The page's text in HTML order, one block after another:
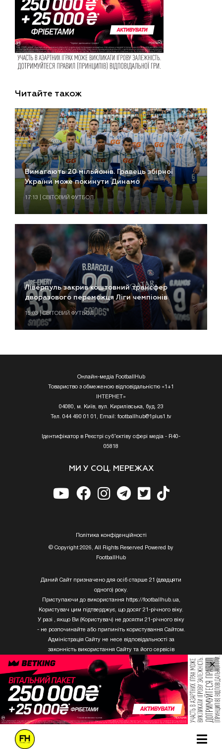
Читайте також
Вимагають 20 мільйонів. Гравець збірної
України може покинути Динамо
17:13 | СВІТОВИЙ ФУТБОЛ
Ліверпуль закрив коштовний трансфер
дворазового переможця Ліги чемпіонів
15:03 | СВІТОВИЙ ФУТБОЛ
Онлайн-медіа FootballHub
Товариство з обмеженою відповідальністю «1+1
ІНТЕРНЕТ»
04080, м. Київ, вул. Кирилівська, буд. 23
Тел. 044 490 01 01, Email: footballhub@1plus1.tv
Ідентифікатор в Реєстрі суб’єктіву сфері медіа - R40-
05818
МИ У СОЦ. МЕРЕЖАХ
Полiтика конфiденцiйностi
© Copyright 2026, All Rights Reserved Powered by
FootballHub
Даний Сайт призначено для осіб старше 21 (двадцяти
одного) року.
Приступаючи до використання https://footballhub.ua,
Користувач цим підтверджує, що досяг 21-річного віку.
У разі , якщо Ви (Користувач) не досягли 21-річного віку
- не розпочинайте або припиніть користування Сайтом.
Адміністрація Сайту не несе відповідальності за
законність використання Сайту та його сервісів
Користувачем, який не досяг 21-річного віку.
Твори Getty Images, що розміщені на сайті, не можуть
бути використані третіми особами без письмового
дозволу ТОВ «ГЛОБАЛ ІМІДЖЕС ЮКРЕЙН.
×